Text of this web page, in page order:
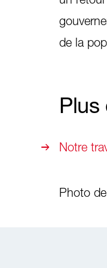
de la
Notre
Photo